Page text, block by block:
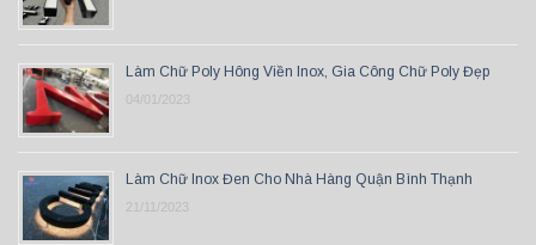
Làm Chữ Poly Hông Viền Inox, Gia Công Chữ Poly Đẹp
04/01/2023
Làm Chữ Inox Đen Cho Nhà Hàng Quận Bình Thạnh
21/11/2023